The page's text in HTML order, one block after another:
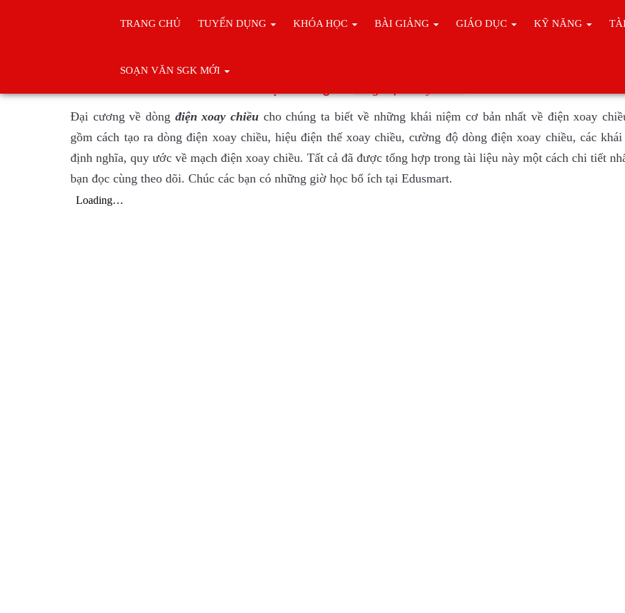
TRANG CHỦ TUYỂN DỤNG KHÓA HỌC BÀI GIẢNG GIÁO DỤC KỸ NĂNG
SOẠN VĂN SGK MỚI
Tài liệu Vật lý
Đại cương về dòng điện xoay chiềucho chúng ta biết về những khái niệm cơ bản nhất về điện xoay
gồm cách tạo ra dòng điện xoay chiều, hiệu điện thế xoay chiều, cường độ dòng điện xoay chiều, các khái
định nghĩa, quy ước về mạch điện xoay chiều. Tất cả đã được tổng hợp trong tài liệu này một cách chi tiết
bạn đọc cùng theo dõi. Chúc các bạn có những giờ học bổ ích tại Edusmart.